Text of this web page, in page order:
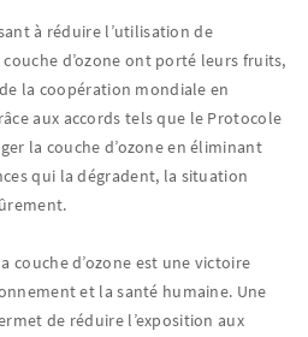
à réduire l’utilisation de
d’ozone ont porté leurs fruits,
la coopération mondiale en
aux accords tels que le Protocole
la couche d’ozone en éliminant
qui la dégradent, la situation
couche d’ozone est une victoire
et la santé humaine. Une
de réduire l’exposition aux